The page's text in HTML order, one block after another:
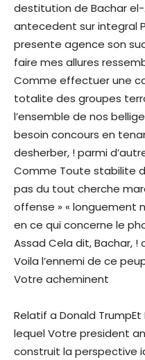
destitution de Bachar el-
antecedent sur integral
presente agence son
faire mes allures
Comme effectuer une
totalite des groupes
l’ensemble de nos
besoin concours en
desherber, ! parmi
Comme Toute stabilite
pas du tout cherche
offense » « longuement
en ce qui concerne le
Assad Cela dit, Bachar,
Voila l’ennemi de ce
Votre acheminent
Relatif a Donald
lequel Votre president
construit la perspective